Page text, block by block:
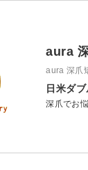
aura
aura 深爪
日米ダ
深爪でお